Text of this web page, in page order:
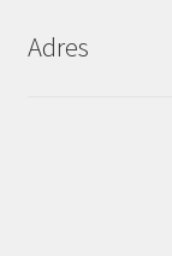
Adres